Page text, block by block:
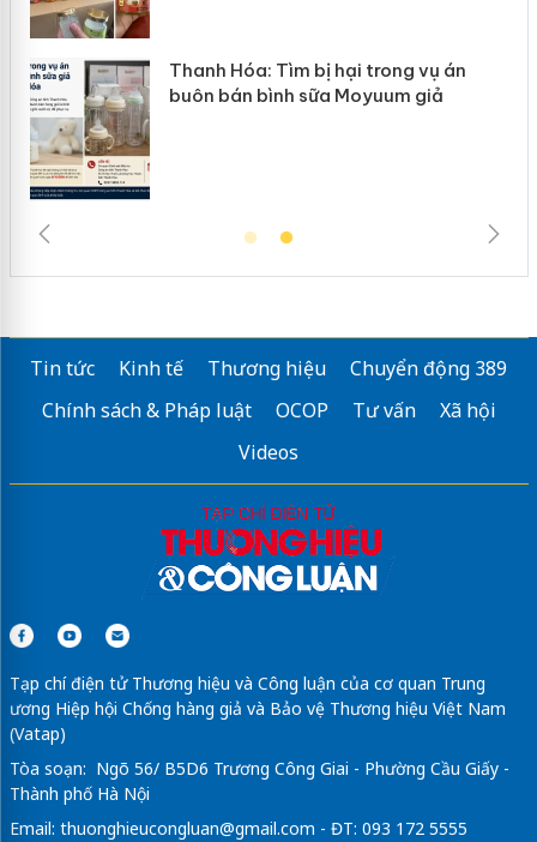
trong vụ án
giả
Hưng Yên: Xử lý 6 hộ kinh
hàng giả mạo nhãn hiệu
Tin tức Kinh tế Thương hiệu
Chuyển động 389
Chính sách & Pháp luật
OCOP Tư vấn
Xã hội
Videos
Tạp chí điện tử Thương hiệu và Công luận của cơ quan Trung
ương Hiệp hội Chống hàng giả và Bảo vệ Thương hiệu Việt Nam
(Vatap)
Tòa soạn: Ngõ 56/ B5D6 Trương Công Giai - Phường Cầu Giấy -
Thành phố Hà Nội
Email: thuonghieucongluan@gmail.com - ĐT: 093 172 5555